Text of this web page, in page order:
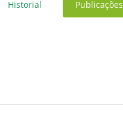
Historial Publicações